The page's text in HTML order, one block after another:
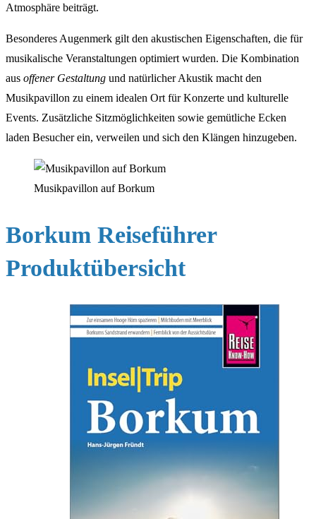
Atmosphäre beiträgt.
Besonderes Augenmerk gilt den akustischen Eigenschaften, die für
musikalische Veranstaltungen optimiert wurden. Die Kombination
aus offener Gestaltung und natürlicher Akustik macht den
Musikpavillon zu einem idealen Ort für Konzerte und kulturelle
Events. Zusätzliche Sitzmöglichkeiten sowie gemütliche Ecken
laden Besucher ein, verweilen und sich den Klängen hinzugeben.
Musikpavillon auf Borkum
Borkum Reiseführer
Produktübersicht